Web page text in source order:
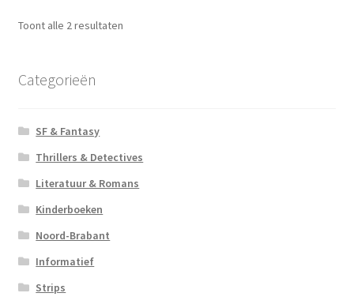
Toont alle 2 resultaten
Categorieën
SF & Fantasy
Thrillers & Detectives
Literatuur & Romans
Kinderboeken
Noord-Brabant
Informatief
Strips